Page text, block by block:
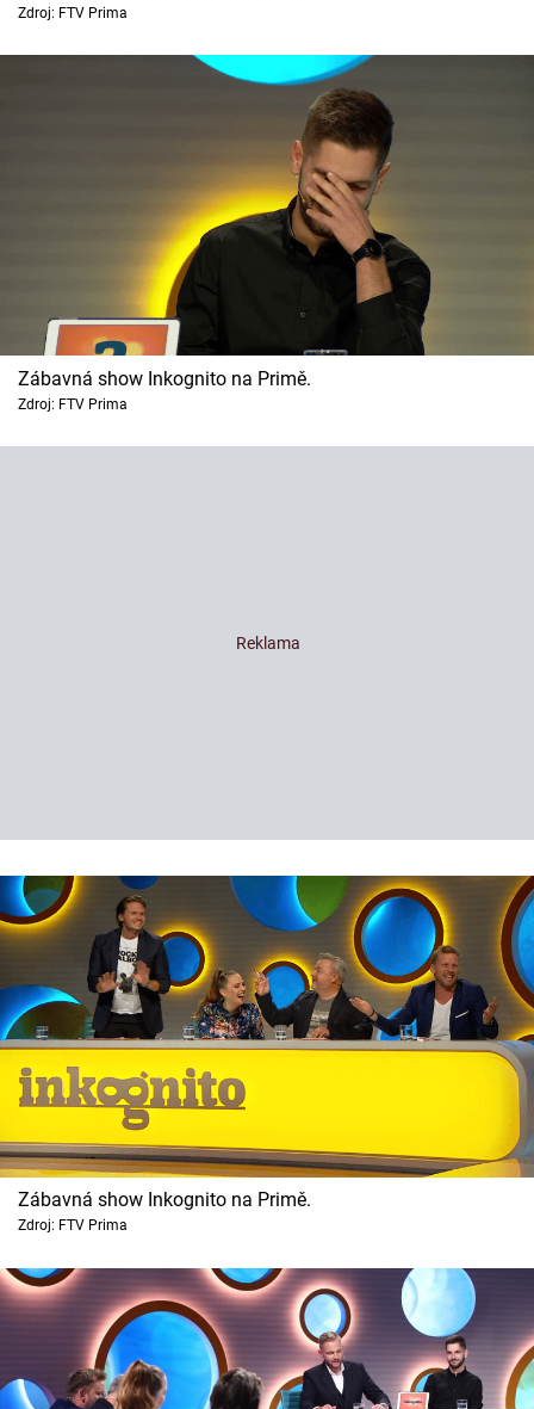
Sledujte prima+
Filmový festival Karlovy Vary
Mámy sobě
Přihlášení
Sledujte nás
Zdroj: FTV Prima
Zábavná show Inkognito na Primě.
Zdroj: FTV Prima
Zábavná show Inkognito na Primě.
Zdroj: FTV Prima